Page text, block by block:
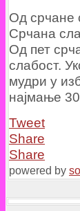
Од срчане
Срчана
Од пет
слабост.
мудри у
најмање
Tweet
Share
Share
powered by